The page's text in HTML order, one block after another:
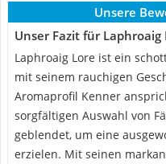
Unsere
Unser Fazit für Laphroaig
Laphroaig Lore ist ein
mit seinem rauchigen
Aromaprofil Kenner
sorgfältigen Auswahl von
geblendet, um eine
erzielen. Mit seinen